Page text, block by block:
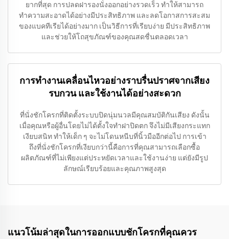
ยากที่สุด การปลดฝารองนั่งออกอย่างรวดเร็ว ทำให้สามารถ
ทำความสะอาดได้อย่างมีประสิทธิภาพ และลดโอกาสการสะสม
ของแบคทีเรียได้อย่างมาก เป็นวิธีการที่เรียบง่าย มีประสิทธิภาพ
และช่วยให้โถสุขภัณฑ์ของคุณสดชื่นตลอดเวลา
การทำงานเคลื่อนไหวอย่างราบรื่นปราศจากเสียง
รบกวน และใช้งานได้อย่างสะดวก
ที่นั่งชักโครกที่ติดตั้งระบบปิดนุ่มนวลมีคุณสมบัติกันเสียง ดังนั้น
เมื่อคุณหรือผู้อื่นโดยไม่ได้ตั้งใจทำฝาปิดตก จึงไม่มีเสียงกระแทก
เงียบสนิท ทำให้เด็ก ๆ จะไม่โดนหนีบที่นิ้วมืออีกต่อไป การเข้า
ถึงที่นั่งชักโครกที่เงียบกว่านี้คือการที่คุณสามารถเลือกซื้อ
ผลิตภัณฑ์ที่ไม่เพียงแต่ประหยัดเวลาและใช้งานง่าย แต่ยังมีรูป
ลักษณ์เรียบร้อยและคุณภาพสูงสุด
แนวโน้มล่าสุดในการออกแบบชักโครกที่คุณควร